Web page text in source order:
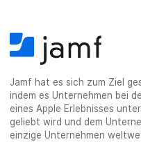
k
t
e
i
Jamf hat es sich zum Ziel
indem es Unternehmen bei
eines Apple Erlebnisses
geliebt wird und dem
einzige Unternehmen